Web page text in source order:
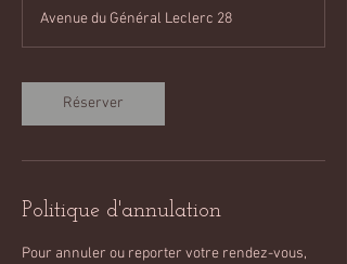
Avenue du Général Leclerc 28
Réserver
Politique d'annulation
Pour annuler ou reporter votre rendez-vous,